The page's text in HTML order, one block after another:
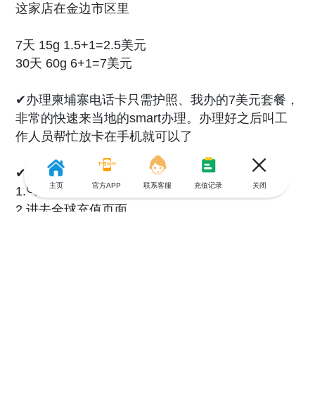
这家店在金边市区里
7天 15g 1.5+1=2.5美元
30天 60g 6+1=7美元
✔︎办理柬埔寨电话卡只需护照、我办的7美元套餐，
非常的快速来当地的smart办理。办理好之后叫工
作人员帮忙放卡在手机就可以了
✔︎后续充值，亲测分钟到账的方法如下：
1.🔍：游全球
2.进去全球充值页面
主页 官方APP 联系客服 充值记录 关闭